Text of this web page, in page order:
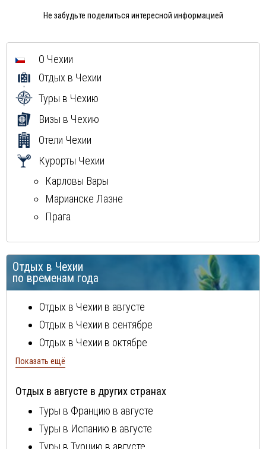
Не забудьте поделиться интересной информацией
О Чехии
Отдых в Чехии
Туры в Чехию
Визы в Чехию
Отели Чехии
Курорты Чехии
Карловы Вары
Марианске Лазне
Прага
Отдых в Чехии
по временам года
Отдых в Чехии в августе
Отдых в Чехии в сентябре
Отдых в Чехии в октябре
Отдых в Чехии в ноябре
Отдых в Чехии в январе
Отдых в Чехии в феврале
Отдых в Чехии в марте
Показать ещё
Отдых в августе в других странах
Туры в Францию в августе
Туры в Испанию в августе
Туры в Турцию в августе